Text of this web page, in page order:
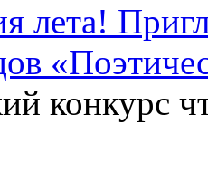
лета!
конкурс